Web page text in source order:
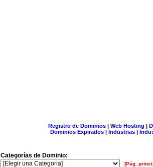
Registro de Dominios| Web Hosting |
Dominios Expirados | Industrias |
Categorías de Dominio:
[Pág.